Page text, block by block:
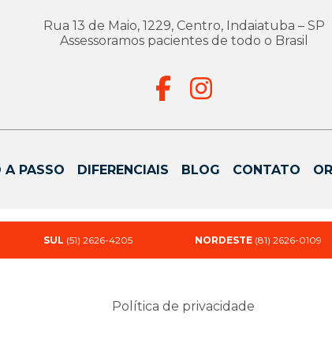
Rua 13 de Maio, 1229, Centro, Indaiatuba – SP
Assessoramos pacientes de todo o Brasil
A PASSO DIFERENCIAIS BLOG CONTATO
SUL (51) 2626-4205 NORDESTE (81) 2626-0109
Política de privacidade